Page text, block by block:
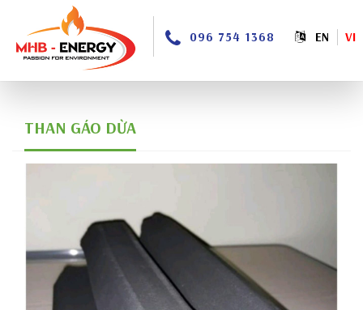
096 754 1368 EN VI
THAN GÁO DỪA